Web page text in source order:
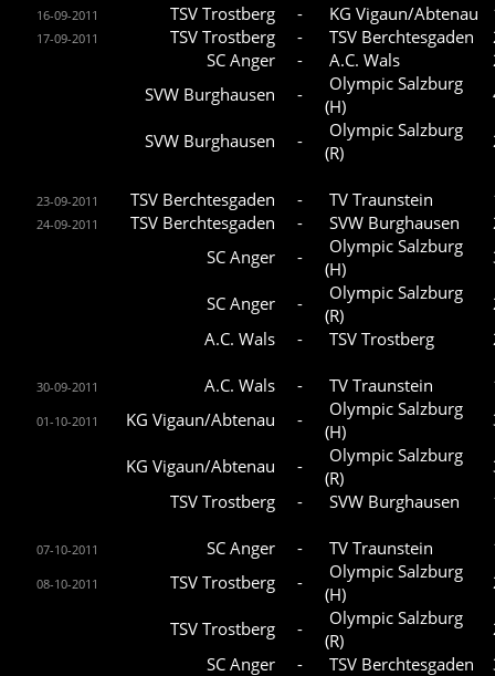
16-09-2011 TSV Trostberg - KG Vigaun/Abtenau
17-09-2011 TSV Trostberg - TSV Berchtesgaden
SC Anger
- A.C. Wals
SVW Burghausen
-
Olympic Salzburg
(H)
SVW Burghausen -
Olympic Salzburg
(R)
23-09-2011 TSV Berchtesgaden - TV Traunstein
24-09-2011 TSV Berchtesgaden - SVW Burghausen
SC Anger
-
Olympic Salzburg
(H)
SC Anger -
Olympic Salzburg
(R)
A.C. Wals
- TSV Trostberg
30-09-2011 A.C. Wals - TV Traunstein
01-10-2011 KG Vigaun/Abtenau -
Olympic Salzburg
(H)
KG Vigaun/Abtenau -
Olympic Salzburg
(R)
TSV Trostberg
- SVW Burghausen
07-10-2011 SC Anger - TV Traunstein
08-10-2011 TSV Trostberg -
Olympic Salzburg
(H)
TSV Trostberg -
Olympic Salzburg
(R)
SC Anger
- TSV Berchtesgaden